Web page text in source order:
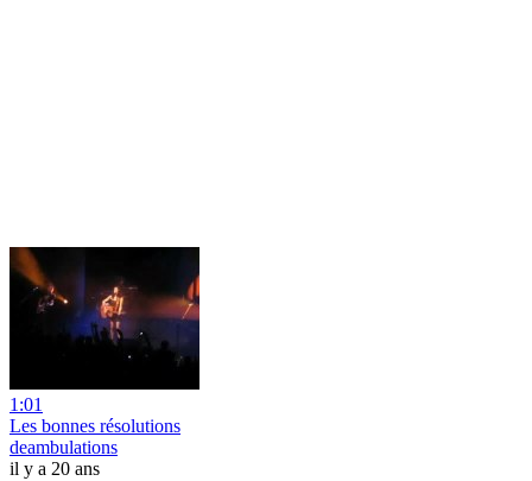
1:01
Les bonnes résolutions
deambulations
il y a 20 ans